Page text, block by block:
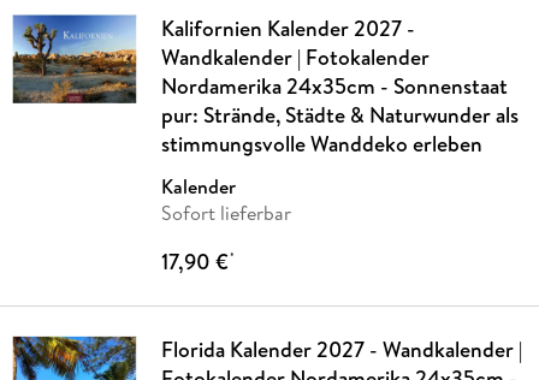
Kalifornien Kalender 2027 -
Wandkalender | Fotokalender
Nordamerika 24x35cm - Sonnenstaat
pur: Strände, Städte & Naturwunder als
stimmungsvolle Wanddeko erleben
Kalender
Sofort lieferbar
17,90 €*
Florida Kalender 2027 - Wandkalender |